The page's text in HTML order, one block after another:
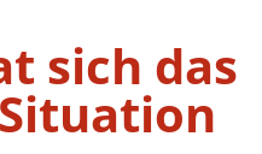
sich das